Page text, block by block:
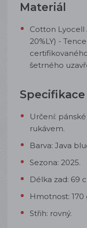
Materiál
Cotton Lyocell
20%LY) -
šetrného
Specifikace
Určení:
rukávem.
Barva: Java
Sezona: 2025.
Délka zad: 69
Hmotnost: 170
Střih: rovný.